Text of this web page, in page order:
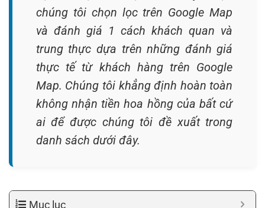
chúng tôi chọn lọc trên Google Map
và đánh giá 1 cách khách quan và
trung thực dựa trên những đánh giá
thực tế từ khách hàng trên Google
Map. Chúng tôi khẳng định hoàn toàn
không nhận tiền hoa hồng của bất cứ
ai để được chúng tôi đề xuất trong
danh sách dưới đây.
Mục lục